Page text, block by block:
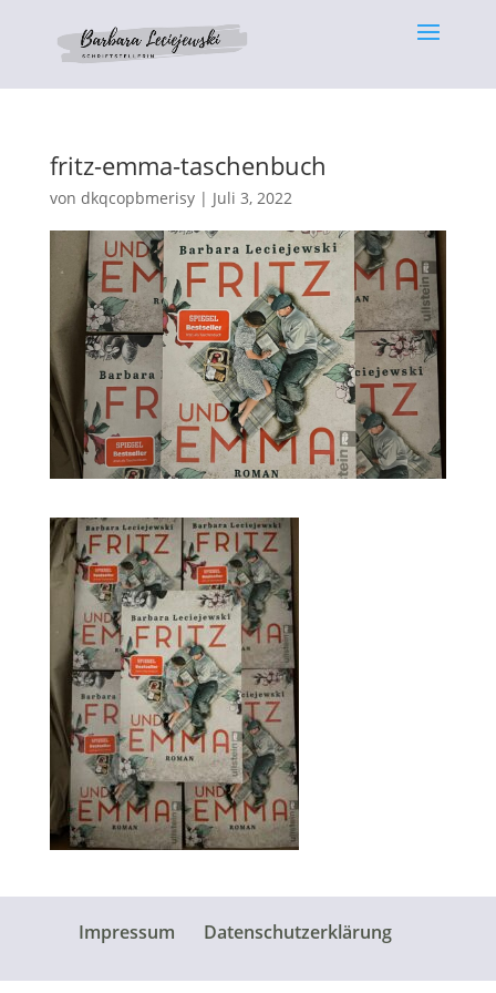
fritz-emma-taschenbuch
von dkqcopbmerisy| Juli 3, 2022
Impressum Datenschutzerklärung